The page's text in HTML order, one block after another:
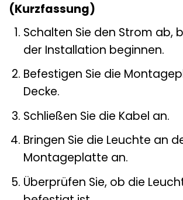
(Kurzfassung)
Schalten Sie den Strom ab,
der Installation beginnen.
Befestigen Sie die
Decke.
Schließen Sie die Kabel an.
Bringen Sie die Leuchte an
Montageplatte an.
Überprüfen Sie, ob die